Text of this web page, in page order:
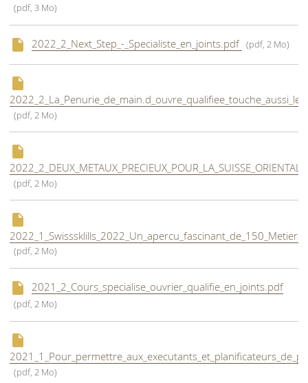
(pdf, 3 Mo)
2022_2_Next_Step_-_Specialiste_en_joints.pdf (pdf, 2 Mo)
(pdf, 2 Mo)
(pdf, 2 Mo)
(pdf, 2 Mo)
2021_2_Cours_specialise_ouvrier_qualifie_en_joints.pdf
(pdf, 2 Mo)
(pdf, 2 Mo)